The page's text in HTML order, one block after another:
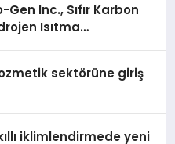
Inc., Sıfır Karbon
Isıtma
sektörüne giriş
iklimlendirmede yeni